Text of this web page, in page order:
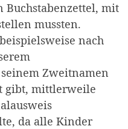
Buchstabenzettel, mit
mussten.
nach
Zweitnamen
gibt, mittlerweile
da alle Kinder